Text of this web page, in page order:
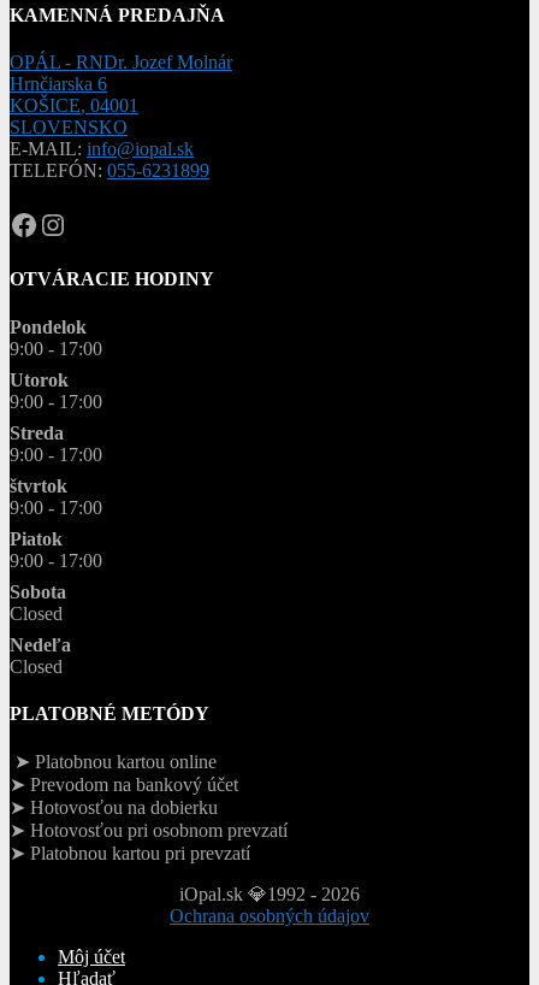
KAMENNÁ PREDAJŇA
OPÁL - RNDr. Jozef Molnár
Hrnčiarska 6
KOŠICE, 04001
SLOVENSKO
E-MAIL: info@iopal.sk
TELEFÓN: 055-6231899
OPAL.drahokamy
opal.drahokamy
OTVÁRACIE HODINY
Pondelok
9:00 - 17:00
Utorok
9:00 - 17:00
Streda
9:00 - 17:00
štvrtok
9:00 - 17:00
Piatok
9:00 - 17:00
Sobota
Closed
Nedeľa
Closed
PLATOBNÉ METÓDY
➤ Platobnou kartou online
➤ Prevodom na bankový účet
➤ Hotovosťou na dobierku
➤ Hotovosťou pri osobnom prevzatí
➤ Platobnou kartou pri prevzatí
iOpal.sk 💎1992 - 2026
Ochrana osobných údajov
Môj účet
Hľadať